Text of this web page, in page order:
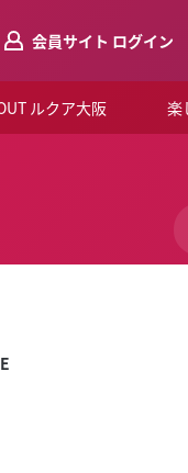
会員サイト ログイン
ルクア大阪
覧
ルクラブ
楽
ショ
ルク